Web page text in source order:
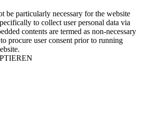
be particularly necessary for the website
to collect user personal data via
contents are termed as non-necessary
procure user consent prior to running